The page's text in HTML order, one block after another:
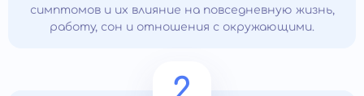
симптомов и их влияние на повседневную жизнь,
работу, сон и отношения с окружающими.